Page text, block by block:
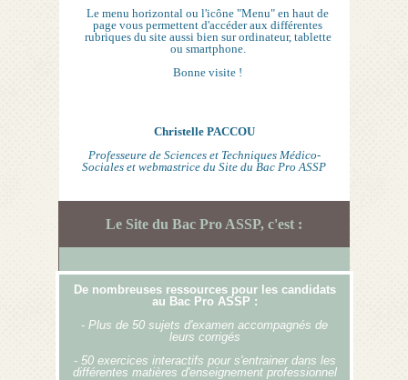
De nombreuses ressources pour les candidats
au Bac Pro ASSP :
- Plus de 50 sujets d'examen accompagnés de
leurs corrigés
- 50 exercices interactifs pour s'entrainer dans les
différentes matières d'enseignement professionnel
Le menu horizontal ou l'icône "Menu" en haut de
page vous permettent d'accéder aux différentes
rubriques du site aussi bien sur ordinateur, tablette
ou smartphone.
Bonne visite !
Christelle PACCOU
Professeure de Sciences et Techniques Médico-
Sociales et webmastrice du Site du Bac Pro ASSP
Le Site du Bac Pro ASSP, c'est :